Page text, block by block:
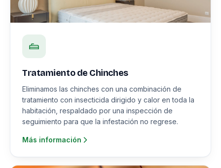
Tratamiento de Chinches
Eliminamos las chinches con una combinación de
tratamiento con insecticida dirigido y calor en toda la
habitación, respaldado por una inspección de
seguimiento para que la infestación no regrese.
Más información